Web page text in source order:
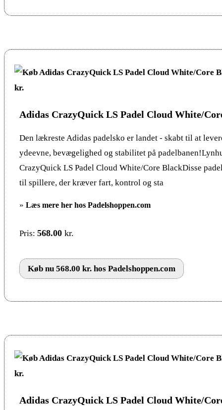
Adidas CrazyQuick LS Padel Cloud White/
Den lækreste Adidas padelsko er landet - skabt til at
ydeevne, bevægelighed og stabilitet på
CrazyQuick LS Padel Cloud White/Core BlackDisse
til spillere, der kræver fart, kontrol og sta
» Læs mere her hos Padelshoppen.com
Pris: 568.00 kr.
Køb nu 568.00 kr. hos Padelshoppen.com
Adidas CrazyQuick LS Padel Cloud White/